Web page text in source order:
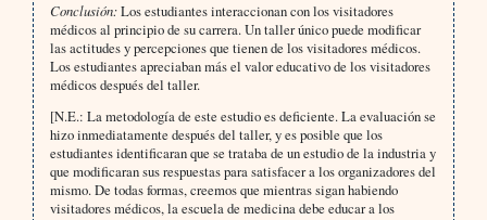
Conclusión:Los estudiantes interaccionan con los visitadores
médicos al principio de su carrera. Un taller único puede modificar
las actitudes y percepciones que tienen de los visitadores médicos.
Los estudiantes apreciaban más el valor educativo de los visitadores
médicos después del taller.
[N.E.: La metodología de este estudio es deficiente. La evaluación se
hizo inmediatamente después del taller, y es posible que los
estudiantes identificaran que se trataba de un estudio de la industria y
que modificaran sus respuestas para satisfacer a los organizadores del
mismo. De todas formas, creemos que mientras sigan habiendo
visitadores médicos, la escuela de medicina debe educar a los